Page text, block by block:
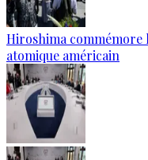
Hiroshima commémore
atomique américain